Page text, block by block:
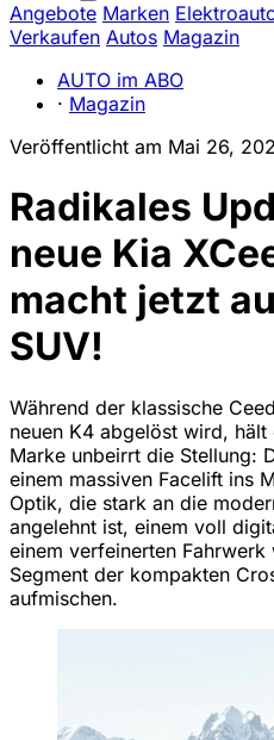
Angebote Marken
Verkaufen Autos Magazin
AUTO im ABO
· Magazin
Veröffentlicht am Mai 26,
Radikales
neue Kia
macht jetzt
SUV!
Während der klassische
neuen K4 abgelöst wird,
Marke unbeirrt die Stellung:
einem massiven Facelift ins
Optik, die stark an die
angelehnt ist, einem voll
einem verfeinerten
Segment der kompakten
aufmischen.